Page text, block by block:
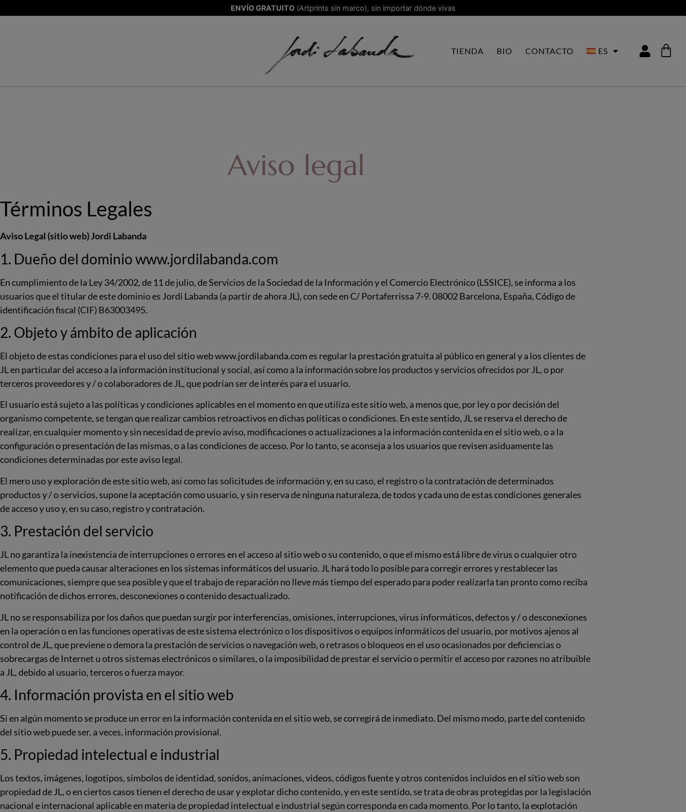
ENVÍO GRATUITO(Artprints sin marco), sin importar dónde vivas
TIENDA BIO CONTACTO ES
Aviso legal
Términos Legales
Aviso Legal (sitio web) Jordi Labanda
1. Dueño del dominio www.jordilabanda.com
En cumplimiento de la Ley 34/2002, de 11 de julio, de Servicios de la Sociedad de la Información y el Comercio Electrónico (LSSICE), se informa a los
usuarios que el titular de este dominio es Jordi Labanda (a partir de ahora JL), con sede en C/ Portaferrissa 7-9. 08002 Barcelona, España, Código de
identificación fiscal (CIF) B63003495.
2. Objeto y ámbito de aplicación
El objeto de estas condiciones para el uso del sitio web www.jordilabanda.com es regular la prestación gratuita al público en general y a los clientes de
JL en particular del acceso a la información institucional y social, así como a la información sobre los productos y servicios ofrecidos por JL, o por
terceros proveedores y / o colaboradores de JL, que podrían ser de interés para el usuario.
El usuario está sujeto a las políticas y condiciones aplicables en el momento en que utiliza este sitio web, a menos que, por ley o por decisión del
organismo competente, se tengan que realizar cambios retroactivos en dichas políticas o condiciones. En este sentido, JL se reserva el derecho de
realizar, en cualquier momento y sin necesidad de previo aviso, modificaciones o actualizaciones a la información contenida en el sitio web, o a la
configuración o presentación de las mismas, o a las condiciones de acceso. Por lo tanto, se aconseja a los usuarios que revisen asiduamente las
condiciones determinadas por este aviso legal.
El mero uso y exploración de este sitio web, así como las solicitudes de información y, en su caso, el registro o la contratación de determinados
productos y / o servicios, supone la aceptación como usuario, y sin reserva de ninguna naturaleza, de todos y cada uno de estas condiciones generales
de acceso y uso y, en su caso, registro y contratación.
3. Prestación del servicio
JL no garantiza la inexistencia de interrupciones o errores en el acceso al sitio web o su contenido, o que el mismo está libre de virus o cualquier otro
elemento que pueda causar alteraciones en los sistemas informáticos del usuario. JL hará todo lo posible para corregir errores y restablecer las
comunicaciones, siempre que sea posible y que el trabajo de reparación no lleve más tiempo del esperado para poder realizarla tan pronto como reciba
notificación de dichos errores, desconexiones o contenido desactualizado.
JL no se responsabiliza por los daños que puedan surgir por interferencias, omisiones, interrupciones, virus informáticos, defectos y / o desconexiones
en la operación o en las funciones operativas de este sistema electrónico o los dispositivos o equipos informáticos del usuario, por motivos ajenos al
control de JL, que previene o demora la prestación de servicios o navegación web, o retrasos o bloqueos en el uso ocasionados por deficiencias o
sobrecargas de Internet u otros sistemas electrónicos o similares, o la imposibilidad de prestar el servicio o permitir el acceso por razones no atribuible
a JL, debido al usuario, terceros o fuerza mayor.
4. Información provista en el sitio web
Si en algún momento se produce un error en la información contenida en el sitio web, se corregirá de inmediato. Del mismo modo, parte del contenido
del sitio web puede ser, a veces, información provisional.
5. Propiedad intelectual e industrial
Los textos, imágenes, logotipos, símbolos de identidad, sonidos, animaciones, videos, códigos fuente y otros contenidos incluidos en el sitio web son
propiedad de JL, o en ciertos casos tienen el derecho de usar y explotar dicho contenido, y en este sentido, se trata de obras protegidas por la legislación
nacional e internacional aplicable en materia de propiedad intelectual e industrial según corresponda en cada momento. Por lo tanto, la explotación